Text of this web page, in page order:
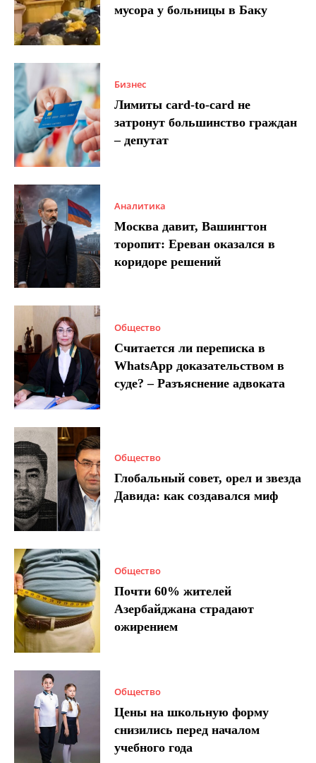
мусора у больницы в Баку
Бизнес
Лимиты card-to-card не
затронут большинство граждан
– депутат
Аналитика
Москва давит, Вашингтон
торопит: Ереван оказался в
коридоре решений
Общество
Считается ли переписка в
WhatsApp доказательством в
суде? – Разъяснение адвоката
Общество
Глобальный совет, орел и звезда
Давида: как создавался миф
Общество
Почти 60% жителей
Азербайджана страдают
ожирением
Общество
Цены на школьную форму
снизились перед началом
учебного года